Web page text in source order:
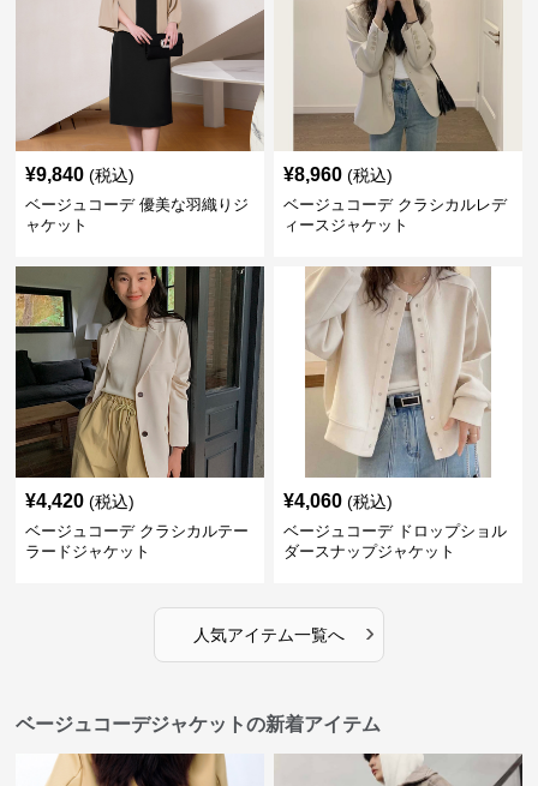
¥9,840 (税込)
ベージュコーデ 優美な羽織りジ
ャケット
¥8,960 (税込)
ベージュコーデ クラシカルレデ
ィースジャケット
¥4,420 (税込)
ベージュコーデ クラシカルテー
ラードジャケット
¥4,060 (税込)
ベージュコーデ ドロップショル
ダースナップジャケット
人気アイテム一覧へ ›
ベージュコーデジャケットの新着アイテム